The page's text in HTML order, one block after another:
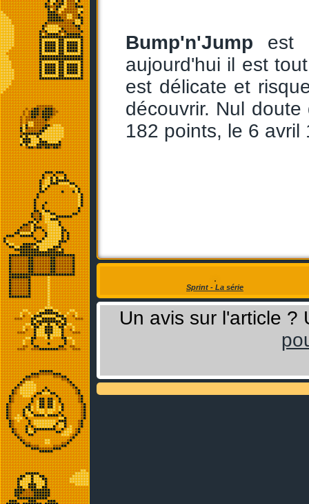
Bump'n'Jump est
aujourd'hui il est
est délicate et
découvrir. Nul
182 points, le 6 avril
Sprint - La série
Un avis sur l'article